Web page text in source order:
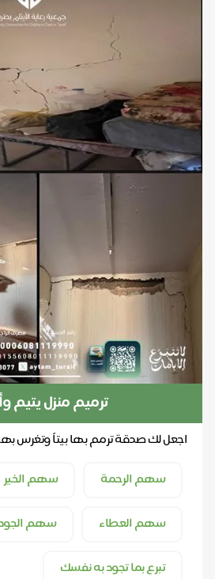
ترميم منزل يتيم
اجعل لك صدقة ترمم بها بيتاً وتغرس بها
سهم الرحمة
سهم الخير
سهم العطاء سهم
تبرع بما تجود به نفسك